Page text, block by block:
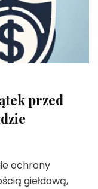
przed
ochrony
giełdową,